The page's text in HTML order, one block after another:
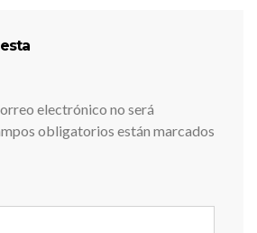
electrónico no será
obligatorios están marcados